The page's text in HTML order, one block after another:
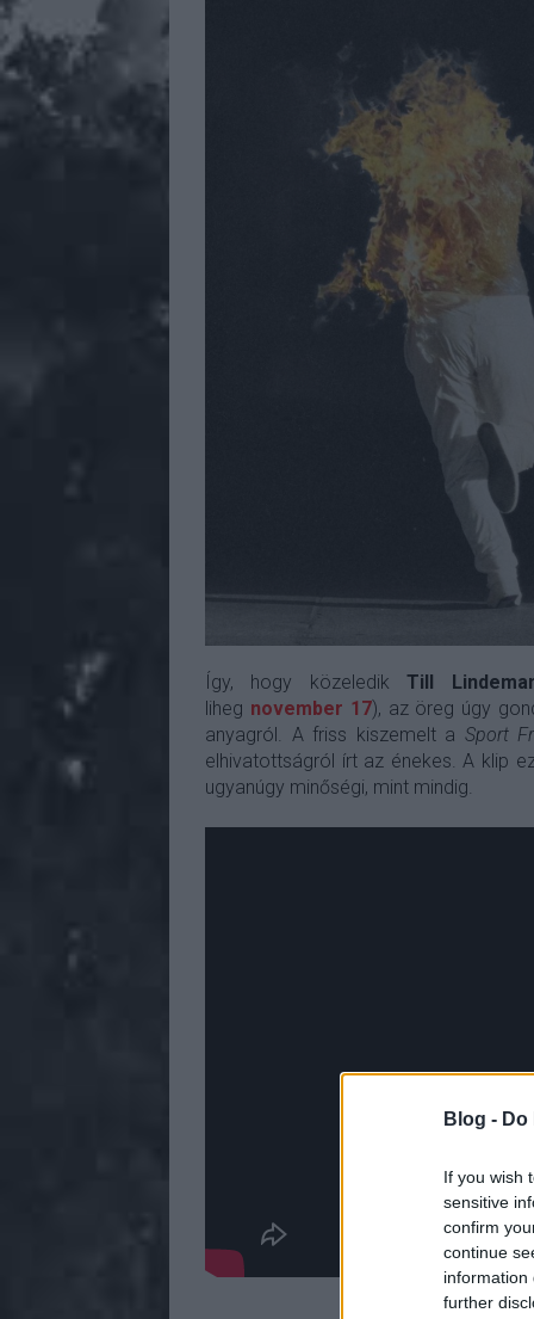
Blog -
If you wish
sensitive
confirm
continue
information
further
Így, hogy közeledikTill
liheg november 17), az öreg úgy
anyagról. A friss kiszemelt a Sport
elhivatottságról írt az énekes. A klip
ugyanúgy minőségi, mint mindig.